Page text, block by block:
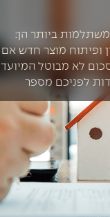
ביותר הן:
ופיתוח מוצר חדש אם
לא מבוטל המיועד
לפניכם מספר